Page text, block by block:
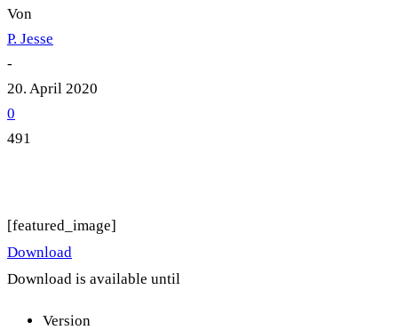
Von
P. Jesse
-
20. April 2020
0
491
[featured_image]
Download
Download is available until
Version